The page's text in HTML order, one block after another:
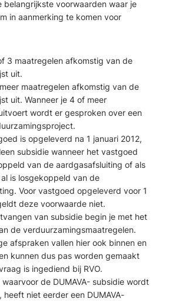
belangrijkste voorwaarden waar je
in aanmerking te komen voor
3 maatregelen afkomstig van de
uit.
maatregelen afkomstig van de
uit. Wanneer je 4 of meer
wordt er gesproken over een
is opgeleverd na 1 januari 2012,
subsidie wanneer het vastgoed
van de aardgasafsluiting of als
is losgekoppeld van de
Voor vastgoed opgeleverd voor 1
deze voorwaarde niet.
van subsidie begin je met het
de verduurzamingsmaatregelen.
afspraken vallen hier ook binnen en
kunnen dus pas worden gemaakt
is ingediend bij RVO.
de DUMAVA- subsidie wordt
niet eerder een DUMAVA-